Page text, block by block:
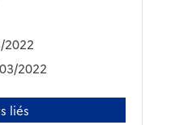
2022
2022
liés